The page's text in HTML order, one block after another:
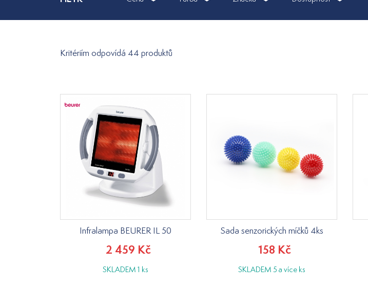
Kritériím odpovídá 44 produktů
Infralampa BEURER IL 50
2 459 Kč
SKLADEM 1 ks
Sada senzorických míčků 4ks
158 Kč
SKLADEM 5 a více ks